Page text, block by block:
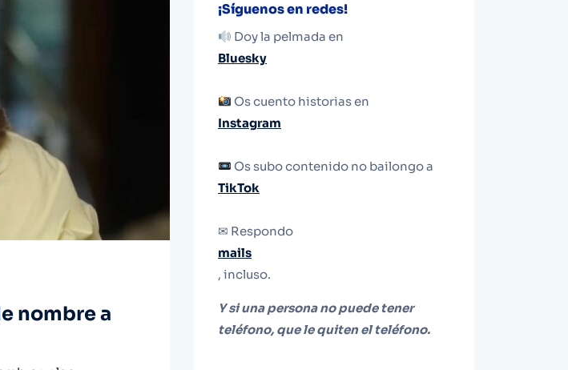
nombre a
¡Síguenos en redes!
Doy la pelmada en
Bluesky
Os cuento historias en
Instagram
Os subo contenido no bailongo a
TikTok
✉ Respondo
mails
, incluso.
Y si una persona no puede tener
teléfono, que le quiten el teléfono.